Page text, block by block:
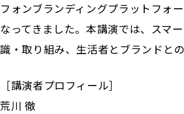
フォンブランディングプラットフォ
なってきました。本講演では、スマ
識・取り組み、生活者とブランドと
［講演者プロフィール］
荒川 徹